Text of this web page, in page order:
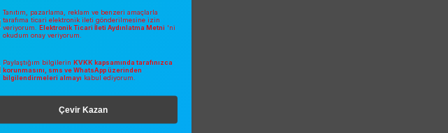
Tanıtım, pazarlama, reklam ve benzeri amaçlarla
tarafıma ticari elektronik ileti gönderilmesine izin
veriyorum. Elektronik Ticari İleti Aydınlatma Metni 'ni
okudum onay veriyorum.
Paylaştığım bilgilerin KVKK kapsamında tarafınızca
korunmasını, sms ve WhatsApp üzerinden
bilgilendirmeleri almayı kabul ediyorum.
Çevir Kazan